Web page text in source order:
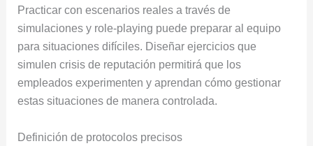
Practicar con escenarios reales a través de
simulaciones y role-playing puede preparar al equipo
para situaciones difíciles. Diseñar ejercicios que
simulen crisis de reputación permitirá que los
empleados experimenten y aprendan cómo gestionar
estas situaciones de manera controlada.
Definición de protocolos precisos